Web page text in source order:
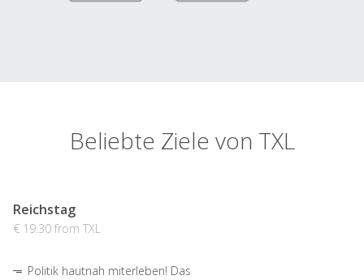
Beliebte Ziele von TXL
Reichstag
€ 19.30 from TXL
Politik hautnah miterleben! Das